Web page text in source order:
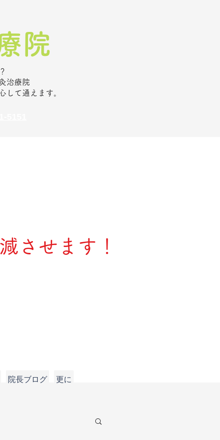
院​
治療院
して通えます。
させます！
院長ブログ 更に